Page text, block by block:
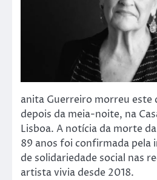
anita Guerreiro morreu este
depois da meia-noite, na
Lisboa. A notícia da morte
89 anos foi confirmada
de solidariedade social nas
artista vivia desde 2018.